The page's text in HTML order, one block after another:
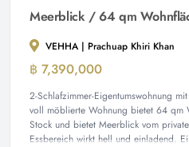
Meerblick / 64 qm
VEHHA | Prachuap Khiri Khan
฿ 7,390,000
2-Schlafzimmer-Eigentumswohnung
voll möblierte Wohnung bietet 64 qm
Stock und bietet Meerblick vom
Essbereich wirkt hell und einladend.